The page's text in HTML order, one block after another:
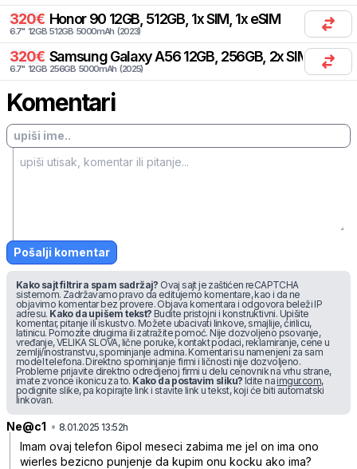
320€ Honor 90 12GB, 512GB, 1x SIM, 1x eSIM
6.7" 12GB 512GB 5000mAh (2023)
320€ Samsung Galaxy A56 12GB, 256GB, 2x SIM, 2x
6.7" 12GB 256GB 5000mAh (2025)
Komentari
Pošalji komentar
Kako sajt filtrira spam sadržaj? Ovaj sajt je zaštićen reCAPTCHA
sistemom. Zadržavamo pravo da editujemo komentare, kao i da ne
objavimo komentar bez provere. Objava komentara i odgovora beleži IP
adresu. Kako da upišem tekst? Budite pristojni i konstruktivni. Upišite
komentar, pitanje ili iskustvo. Možete ubacivati linkove, smajlije, ćirilicu,
latinicu. Pomozite drugima ili zatražite pomoć. Nije dozvoljeno psovanje,
vređanje, VELIKA SLOVA, lične poruke, kontakt podaci, reklamiranje, cene u
zemlji/inostranstvu, spominjanje admina. Komentari su namenjeni za sam
model telefona. Direktno spominjanje firmi i ličnosti nije dozvoljeno.
Probleme prijavite direktno odredjenoj firmi u delu cenovnik na vrhu strane,
imate zvonce ikonicu za to. Kako da postavim sliku? Idite na imgur.com,
podignite slike, pa kopirajte link i stavite link u tekst, koji će biti automatski
linkovan.
Ne@c1 • 8.01.2025 13:52h
Imam ovaj telefon 6ipol meseci zabima me jel on ima ono
wierles bezicno punjenje da kupim onu kocku ako ima?